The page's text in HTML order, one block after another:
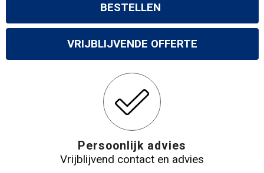
BESTELLEN
VRIJBLIJVENDE OFFERTE
Persoonlijk advies
Vrijblijvend contact en advies